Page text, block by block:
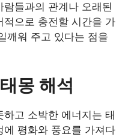
들과의 관계나 오래된
으로 충전할 시간을 가
깨워 주고 있다는 점을
몽 해석
고 소박한 에너지는 태
평화와 풍요를 가져다